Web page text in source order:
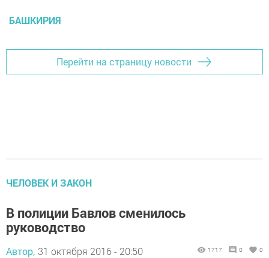
БАШКИРИЯ
Перейти на страницу новости
ЧЕЛОВЕК И ЗАКОН
В полиции Бавлов сменилось
руководство
Автор, 31 октября 2016 - 20:50 1717 0 0